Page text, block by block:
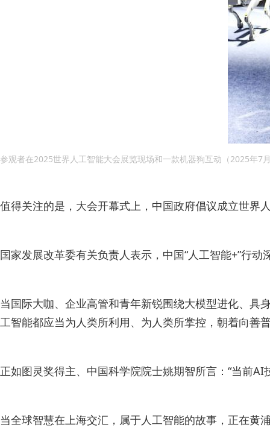
参观者在2025世界人工智能大会展览现场和一款机器狗互动（2025年7
值得关注的是，大会开幕式上，中国政府倡议成立世界
国家发展改革委有关负责人表示，中国“人工智能+”行
当国际大咖、企业高管和青年新锐围绕大模型进化、
工智能都应当为人类所利用、为人类所掌控，朝着向善
正如图灵奖得主、中国科学院院士姚期智所言：“当前
当全球智慧在上海交汇，属于人工智能的故事，正在黄